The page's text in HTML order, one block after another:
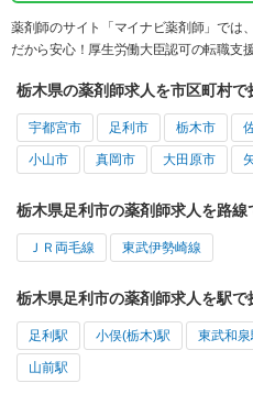
薬剤師のサイト「マイナビ薬剤師」では
だから安心！厚生労働大臣認可の転職支
栃木県の薬剤師求人を市区町村で
宇都宮市 足利市 栃木市
小山市 真岡市 大田原市
栃木県足利市の薬剤師求人を路線
ＪＲ両毛線 東武伊勢崎線
栃木県足利市の薬剤師求人を駅で
足利駅 小俣(栃木)駅 東武和泉
山前駅